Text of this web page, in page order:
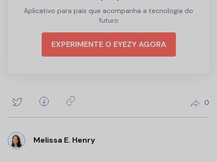
Aplicativo para pais que acompanha a tecnologia do
futuro
EXPERIMENTE O EYEZY AGORA
0
Melissa E. Henry